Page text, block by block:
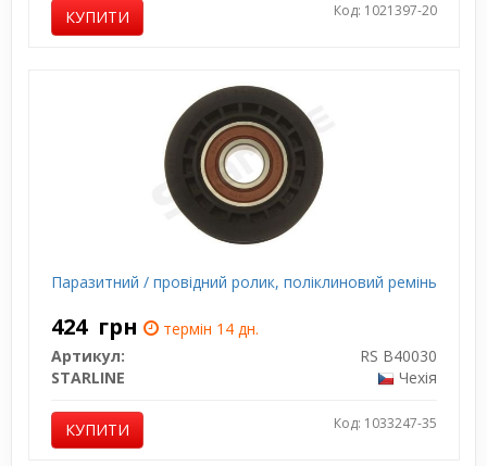
КУПИТИ Код: 1021397-20
Паразитний / провідний ролик, поліклиновий ремінь
424 грн
термін 14 дн.
Артикул:
RS B40030
STARLINE
Чехія
КУПИТИ Код: 1033247-35